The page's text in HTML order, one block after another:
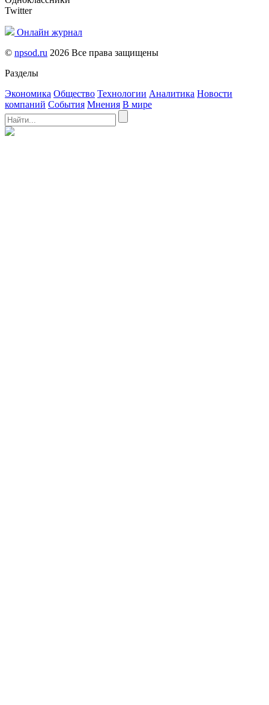
Twitter
Онлайн журнал
© npsod.ru 2026 Все права защищены
Разделы
Экономика Общество Технологии Аналитика Новости
компаний События Мнения В мире